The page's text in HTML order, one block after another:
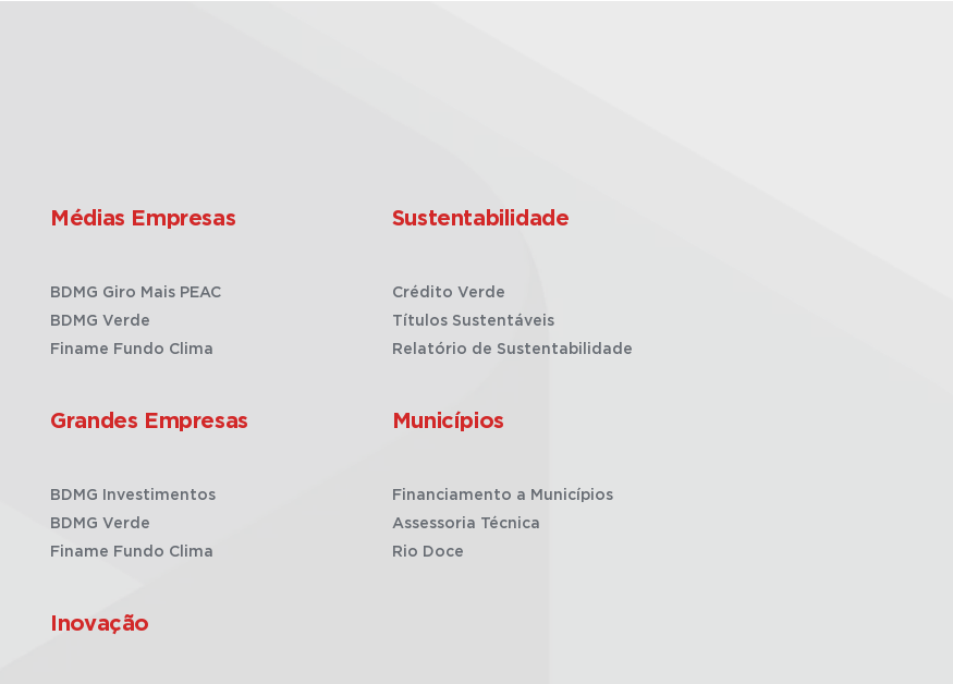
Médias Empresas
BDMG Giro Mais PEAC
BDMG Verde
Finame Fundo Clima
Grandes Empresas
BDMG Investimentos
BDMG Verde
Finame Fundo Clima
Inovação
Sustentabilidade
Crédito Verde
Títulos Sustentáveis
Relatório de Sustentabilidade
Municípios
Financiamento a Municípios
Assessoria Técnica
Rio Doce